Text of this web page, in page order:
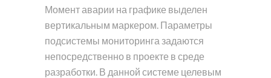
Момент аварии на графике выделен
вертикальным маркером. Параметры
подсистемы мониторинга задаются
непосредственно в проекте в среде
разработки. В данной системе целевым